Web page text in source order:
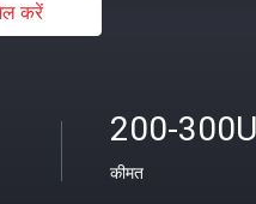
करें
200-
कीमत